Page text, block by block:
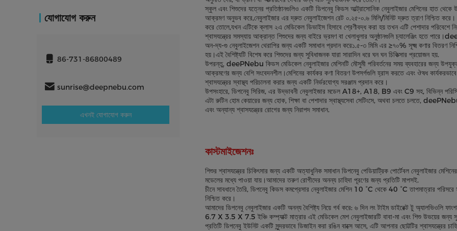
যোগাযোগ করুন
86-731-86800489
sunrise@deepnebu.com
এখনই যোগাযোগ করুন
স্কুল এবং শিশুদের যত্নের প্রতিষ্ঠানগুলিও একটি ডিপনেবু কিডস আল্ট্রাসোনিক নেবুলাইজার মেশিনের হাত
আক্রমণ অনুভব করে,নেবুলাইজার এর দ্রুত নেবুলাইজেশন রেট ০.২৫-০.৬ মিলি/মিনিট দ্রুত ত্রাণ নিশ্চিত করে।
করে তোলে,যখন এটিকে ক্লাস ২এ মেডিকেল ডিভাইস হিসাবে শ্রেণীবদ্ধ করা হয় তখন এটি পেশাদার পরিবেশে
শ্বাসযন্ত্রের সমস্যায় আক্রান্ত শিশুদের জন্য বাইরে ভ্রমণ বা খেলাধুলার অনুষ্ঠানগুলি চ্যালেঞ্জিং হতে
অন-দ্য-গু নেবুলাইজেশন থেরাপির জন্য একটি সমাধান প্রদান করে১.৫-৩ মিমি এর ≥৭০% সূক্ষ্ম কণার বিতরণ
হয়।এই বৈশিষ্ট্যটি বিশেষ করে শিশুদের জন্য সুবিধাজনক যারা সারাদিন ধরে ঘন ঘন চিকিত্সার প্রয়োজন হয়.
উপরন্তু, deePNebu কিডস মেডিকেল নেবুলাইজার মেশিনটি মৌসুমী পরিবর্তনের সময় ব্যবহারের জন্য উপযুক্ত
আক্রমণের জন্য বেশি সংবেদনশীল।মেশিনের কার্যকর কণা বিতরণ উপসর্গগুলি হ্রাস করতে এবং ঔষধ
শ্বাসযন্ত্রের স্বাস্থ্য পরিচালনা করার জন্য একটি নির্ভরযোগ্য সরঞ্জাম প্রদান করে।
উপসংহারে, ডিপনেবু সিরিজ, এর উদ্ভাবনী নেবুলাইজার মডেল A18+, A18, B9 এবং C9 সহ, বিভিন্ন
এটা রুটিন হোম কেয়ারের জন্য হোক, শিক্ষা বা পেশাদার স্বাস্থ্যসেবা সেটিংসে, অথবা চলতে চলতে,
এবং অন্যান্য শ্বাসযন্ত্রের রোগের জন্য নিরাপদ সমাধান.
কাস্টমাইজেশনঃ
শিশুর শ্বাসযন্ত্রের চিকিৎসার জন্য একটি অত্যাধুনিক সমাধান ডিপনেবু পেডিয়াট্রিক পোর্টেবল নেবুলাইজার
মডেলের মধ্যে পাওয়া যায়।আমাদের তরুণ রোগীদের অনন্য চাহিদা পূরণের জন্য প্রতিটি মাপসই.
চীনে সাবধানে তৈরি, ডিপনেবু কিডস কমপ্রেসার নেবুলাইজার মেশিন 10 °C থেকে 40 °C তাপমাত্রার পরিসরে
নিশ্চিত করে।
আমাদের ডিপনেবু নেবুলাইজার একটি অনন্য বৈশিষ্ট্য নিয়ে গর্ব করে: ৬ দিন লং টাইম ডাইরেক্ট টু অ্যালভিওলি
6.7 X 3.5 X 7.5 ইঞ্চি কম্প্যাক্ট মাত্রার এই মেডিকেল মেশ নেবুলাইজারটি বাবা-মা এবং শিশু উভয়ের জন্য
প্রতিটি ডিপনেবু ইউনিট একটি সুন্দরভাবে ডিজাইন করা রঙিন বাক্সে আসে, এটি আপনার ছোট্টটির